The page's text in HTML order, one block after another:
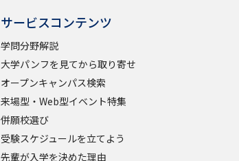
学問検索
サービスコンテンツ
学問分野解説
大学パンフを見てから取り寄せ
オープンキャンパス検索
来場型・Web型イベント特集
併願校選び
受験スケジュールを立てよう
先輩が入学を決めた理由